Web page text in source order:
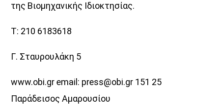
της Βιομηχανικής Ιδιοκτησίας.
Τ: 210 6183618
Γ. Σταυρουλάκη 5
www.obi.gr email: press@obi.gr 151 25
Παράδεισος Αμαρουσίου